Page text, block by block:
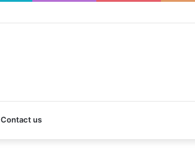
Contact us